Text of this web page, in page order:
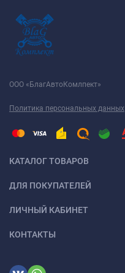
ООО «БлагАвтоКомлпект»
Политика персональных данных
КАТАЛОГ ТОВАРОВ
ДЛЯ ПОКУПАТЕЛЕЙ
ЛИЧНЫЙ КАБИНЕТ
КОНТАКТЫ